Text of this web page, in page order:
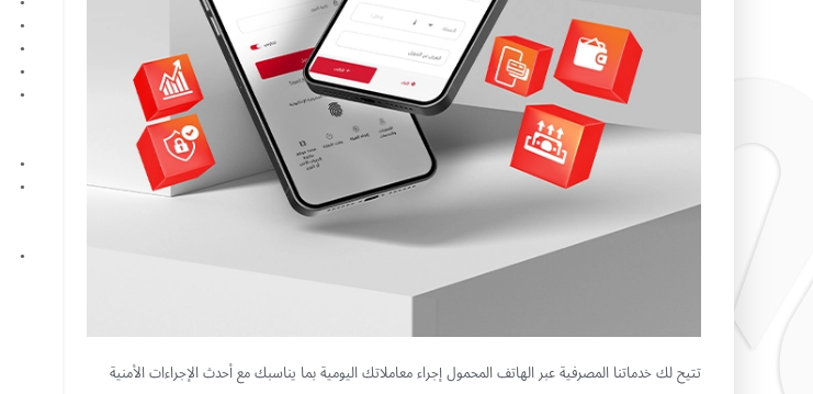
تتيح لك خدماتنا المصرفية عبر الهاتف المحمول إجراء معاملاتك اليومية بما يناسبك مع أحدث الإجراءات الأمنية